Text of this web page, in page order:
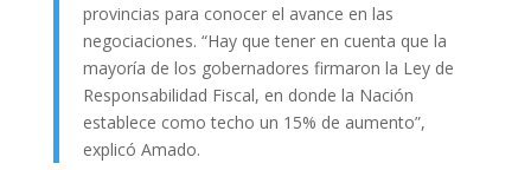
provincias para conocer el avance en las
negociaciones. “Hay que tener en cuenta que la
mayoría de los gobernadores firmaron la Ley de
Responsabilidad Fiscal, en donde la Nación
establece como techo un 15% de aumento”,
explicó Amado.